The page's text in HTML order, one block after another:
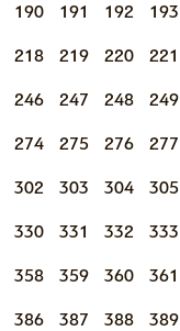
190 191 192 193
218 219 220 221
246 247 248 249
274 275 276 277
302 303 304 305
330 331 332 333
358 359 360 361
386 387 388 389